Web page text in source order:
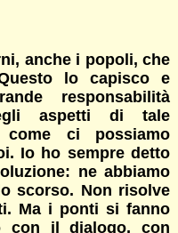
anche i popoli, che
lo capisco e
responsabilità
aspetti di tale
come ci possiamo
Io ho sempre detto
ne abbiamo
scorso. Non risolve
Ma i ponti si fanno
con il dialogo, con